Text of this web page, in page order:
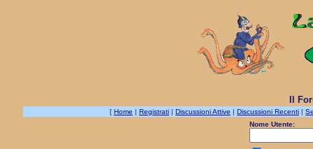
Il
[ Home | Registrati | Discussioni Attive | Discussioni Recenti |
Nome Utente: